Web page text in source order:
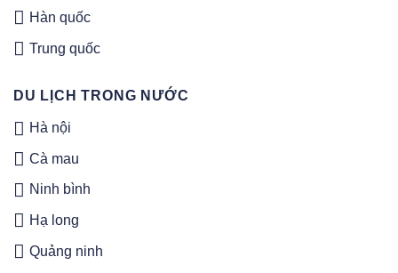
Hàn quốc
Trung quốc
DU LỊCH TRONG NƯỚC
Hà nội
Cà mau
Ninh bình
Hạ long
Quảng ninh